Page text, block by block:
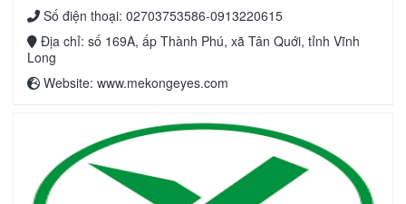
Số điện thoại: 02703753586-0913220615
Địa chỉ: số 169A, ấp Thành Phú, xã Tân Quới, tỉnh Vĩnh
Long
Website: www.mekongeyes.com